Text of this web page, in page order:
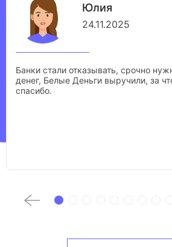
Юлия
24.11.2025
Банки стали отказывать, срочно
денег, Белые Деньги выручили, за
спасибо.